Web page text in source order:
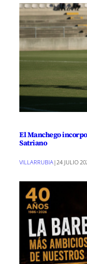
El Manchego
Satriano
VILLARRUBIA|24 JULIO